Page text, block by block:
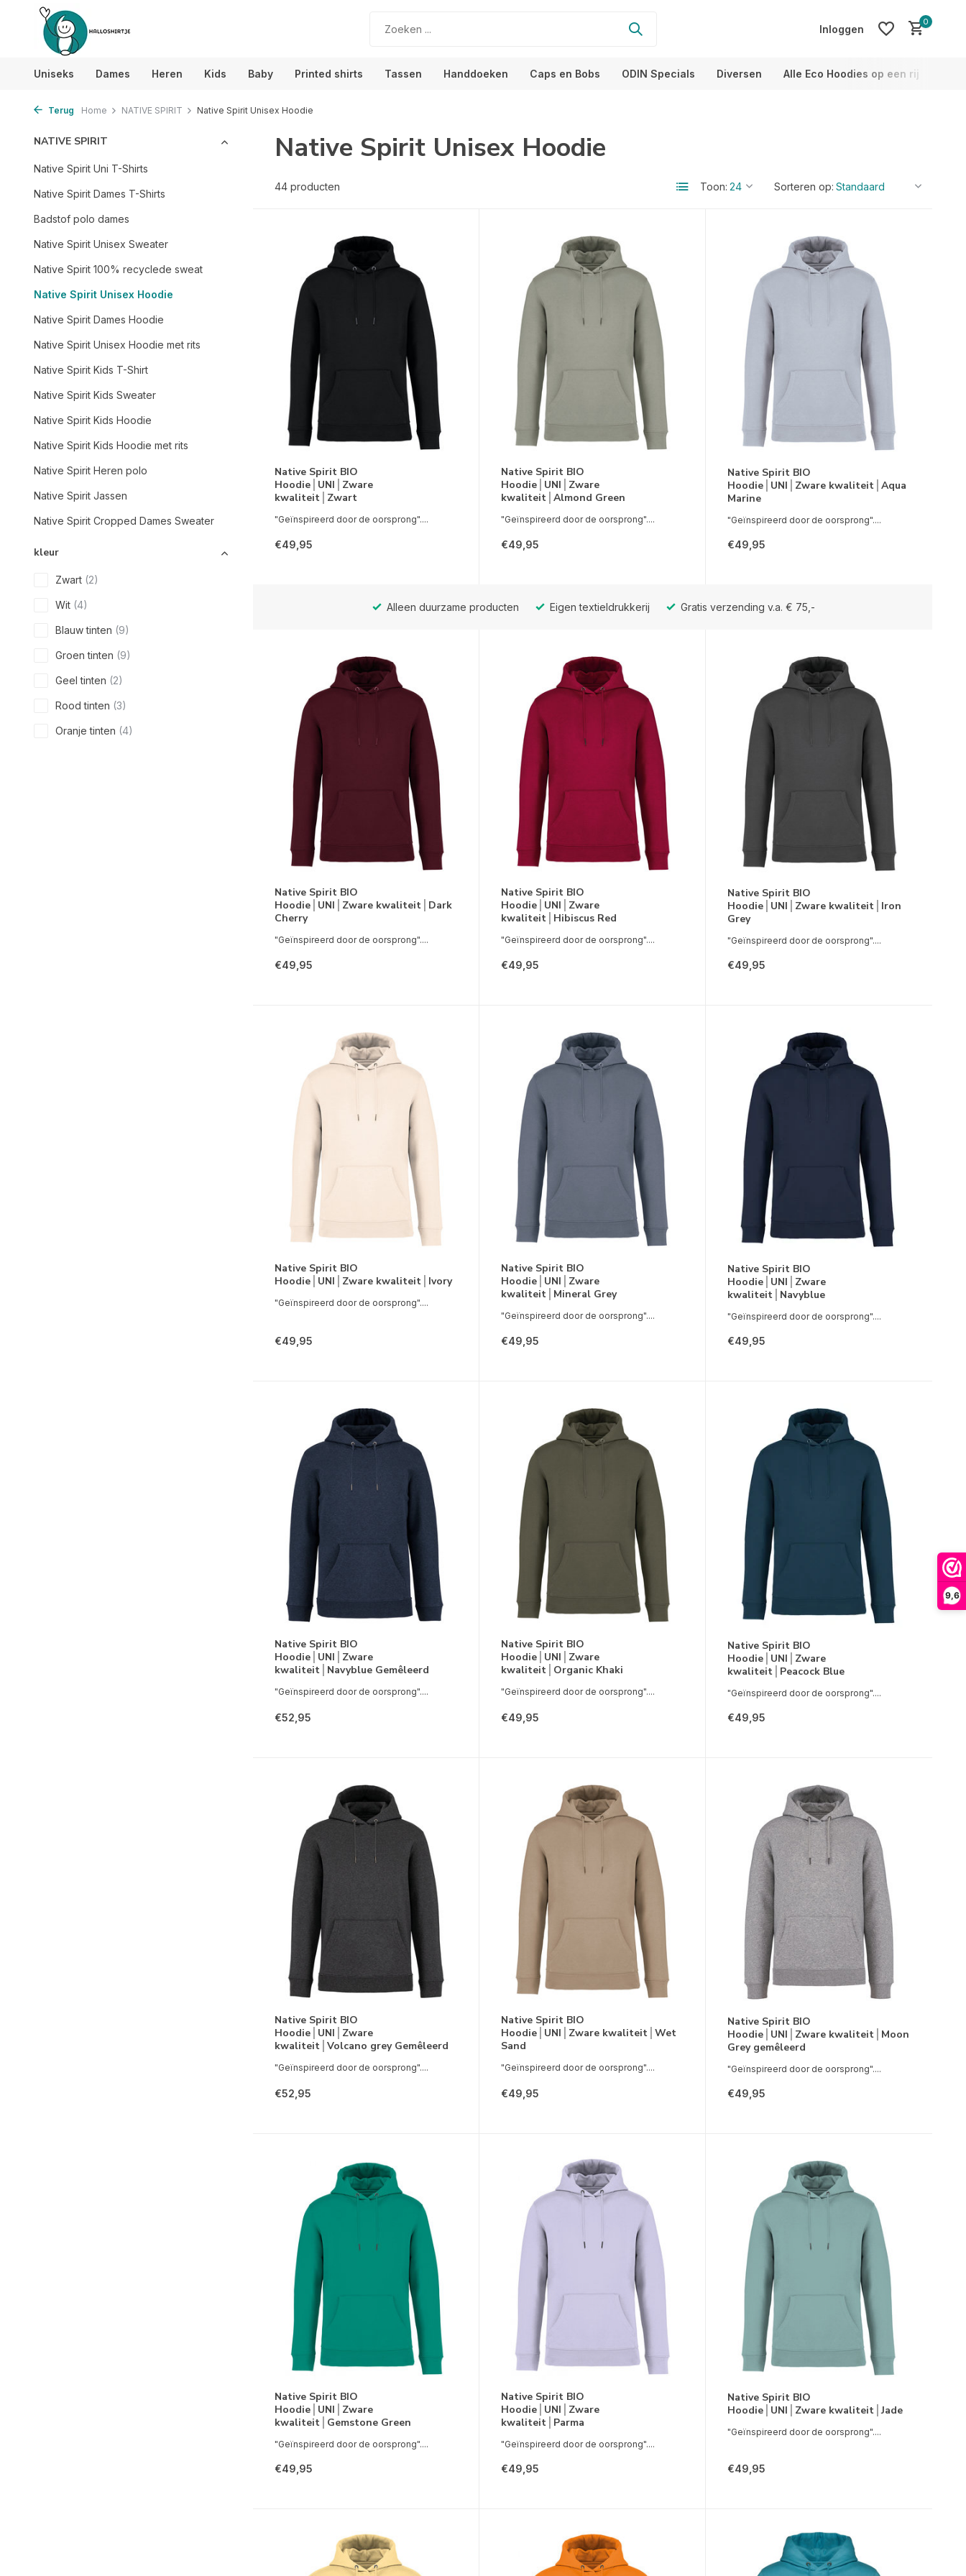
9,6
Inloggen
0
Uniseks Dames Heren Kids Baby Printed shirts Tassen Handdoeken Caps en Bobs ODIN Specials Diversen Alle Eco Hoodies op een rij
Terug Home NATIVE SPIRIT Native Spirit Unisex Hoodie
NATIVE SPIRIT
Native Spirit Uni T-Shirts
Native Spirit Dames T-Shirts
Badstof polo dames
Native Spirit Unisex Sweater
Native Spirit 100% recyclede sweat
Native Spirit Unisex Hoodie
Native Spirit Dames Hoodie
Native Spirit Unisex Hoodie met rits
Native Spirit Kids T-Shirt
Native Spirit Kids Sweater
Native Spirit Kids Hoodie
Native Spirit Kids Hoodie met rits
Native Spirit Heren polo
Native Spirit Jassen
Native Spirit Cropped Dames Sweater
kleur
Zwart (2)
Wit (4)
Blauw tinten (9)
Groen tinten (9)
Geel tinten (2)
Rood tinten (3)
Oranje tinten (4)
Native Spirit Unisex Hoodie
44 producten Toon: Sorteren op:
Native Spirit BIO
Hoodie│UNI│Zware
kwaliteit│Zwart
"Geïnspireerd door de oorsprong"....
€49,95
Native Spirit BIO
Hoodie│UNI│Zware
kwaliteit│Almond Green
"Geïnspireerd door de oorsprong"....
€49,95
Native Spirit BIO
Hoodie│UNI│Zware kwaliteit│Aqua
Marine
"Geïnspireerd door de oorsprong"....
€49,95
Alleen duurzame producten Eigen textieldrukkerij Gratis verzending v.a. € 75,-
Native Spirit BIO
Hoodie│UNI│Zware kwaliteit│Dark
Cherry
"Geïnspireerd door de oorsprong"....
€49,95
Native Spirit BIO
Hoodie│UNI│Zware
kwaliteit│Hibiscus Red
"Geïnspireerd door de oorsprong"....
€49,95
Native Spirit BIO
Hoodie│UNI│Zware kwaliteit│Iron
Grey
"Geïnspireerd door de oorsprong"....
€49,95
Native Spirit BIO
Hoodie│UNI│Zware kwaliteit│Ivory
"Geïnspireerd door de oorsprong"....
€49,95
Native Spirit BIO
Hoodie│UNI│Zware
kwaliteit│Mineral Grey
"Geïnspireerd door de oorsprong"....
€49,95
Native Spirit BIO
Hoodie│UNI│Zware
kwaliteit│Navyblue
"Geïnspireerd door de oorsprong"....
€49,95
Native Spirit BIO
Hoodie│UNI│Zware
kwaliteit│Navyblue Gemêleerd
"Geïnspireerd door de oorsprong"....
€52,95
Native Spirit BIO
Hoodie│UNI│Zware
kwaliteit│Organic Khaki
"Geïnspireerd door de oorsprong"....
€49,95
Native Spirit BIO
Hoodie│UNI│Zware
kwaliteit│Peacock Blue
"Geïnspireerd door de oorsprong"....
€49,95
Native Spirit BIO
Hoodie│UNI│Zware
kwaliteit│Volcano grey Gemêleerd
"Geïnspireerd door de oorsprong"....
€52,95
Native Spirit BIO
Hoodie│UNI│Zware kwaliteit│Wet
Sand
"Geïnspireerd door de oorsprong"....
€49,95
Native Spirit BIO
Hoodie│UNI│Zware kwaliteit│Moon
Grey gemêleerd
"Geïnspireerd door de oorsprong"....
€49,95
Native Spirit BIO
Hoodie│UNI│Zware
kwaliteit│Gemstone Green
"Geïnspireerd door de oorsprong"....
€49,95
Native Spirit BIO
Hoodie│UNI│Zware
kwaliteit│Parma
"Geïnspireerd door de oorsprong"....
€49,95
Native Spirit BIO
Hoodie│UNI│Zware kwaliteit│Jade
"Geïnspireerd door de oorsprong"....
€49,95